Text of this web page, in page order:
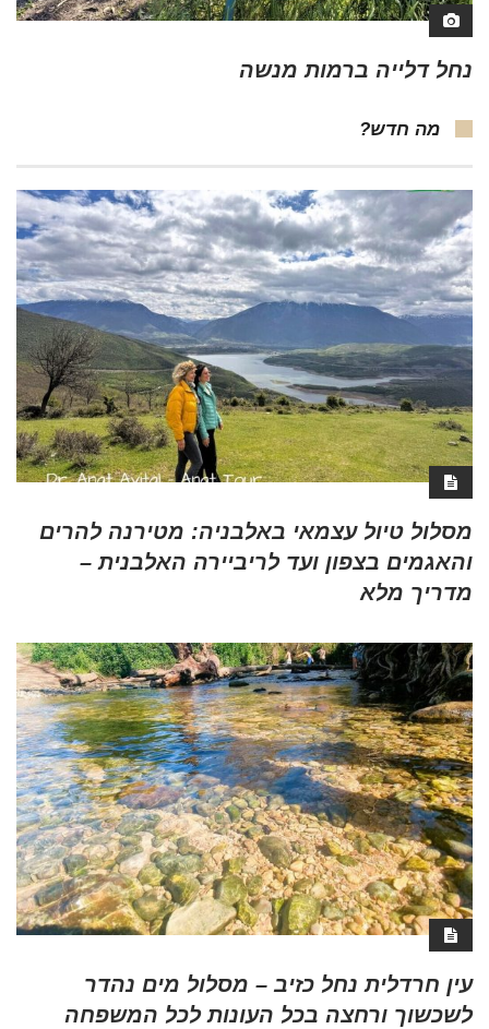
נחל דלייה ברמות מנשה
מה חדש?
מסלול טיול עצמאי באלבניה: מטירנה להרים
והאגמים בצפון ועד לריביירה האלבנית –
מדריך מלא
עין חרדלית נחל כזיב – מסלול מים נהדר
לשכשוך ורחצה בכל העונות לכל המשפחה